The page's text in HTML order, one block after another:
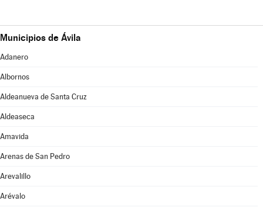
Municipios de Ávila
Adanero
Albornos
Aldeanueva de Santa Cruz
Aldeaseca
Amavida
Arenas de San Pedro
Arevalillo
Arévalo